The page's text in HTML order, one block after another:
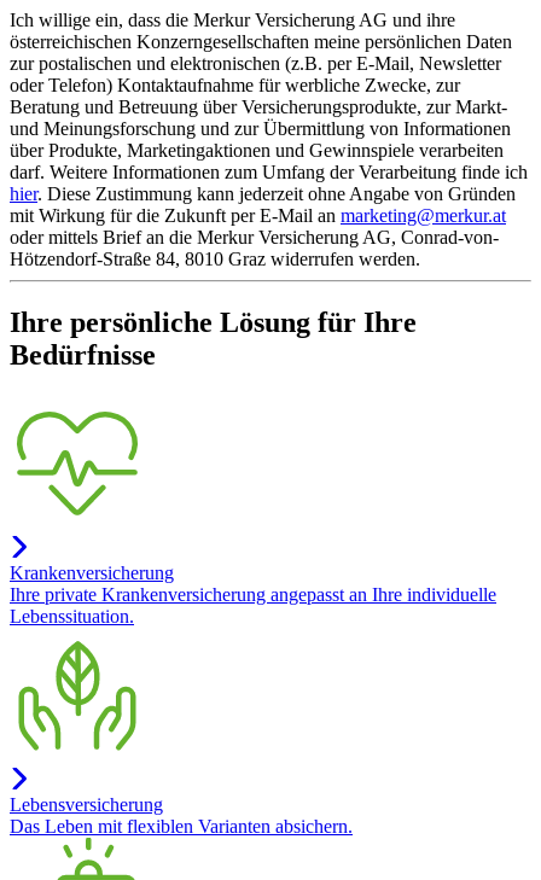
Ich willige ein, dass die Merkur Versicherung AG und ihre
österreichischen Konzerngesellschaften meine persönlichen Daten
zur postalischen und elektronischen (z.B. per E-Mail, Newsletter
oder Telefon) Kontaktaufnahme für werbliche Zwecke, zur
Beratung und Betreuung über Versicherungsprodukte, zur Markt-
und Meinungsforschung und zur Übermittlung von Informationen
über Produkte, Marketingaktionen und Gewinnspiele verarbeiten
darf. Weitere Informationen zum Umfang der Verarbeitung finde ich
hier. Diese Zustimmung kann jederzeit ohne Angabe von Gründen
mit Wirkung für die Zukunft per E-Mail an marketing@merkur.at
oder mittels Brief an die Merkur Versicherung AG, Conrad-von-
Hötzendorf-Straße 84, 8010 Graz widerrufen werden.
Ihre persönliche Lösung für Ihre
Bedürfnisse
Krankenversicherung
Ihre private Krankenversicherung angepasst an Ihre individuelle
Lebenssituation.
Lebensversicherung
Das Leben mit flexiblen Varianten absichern.